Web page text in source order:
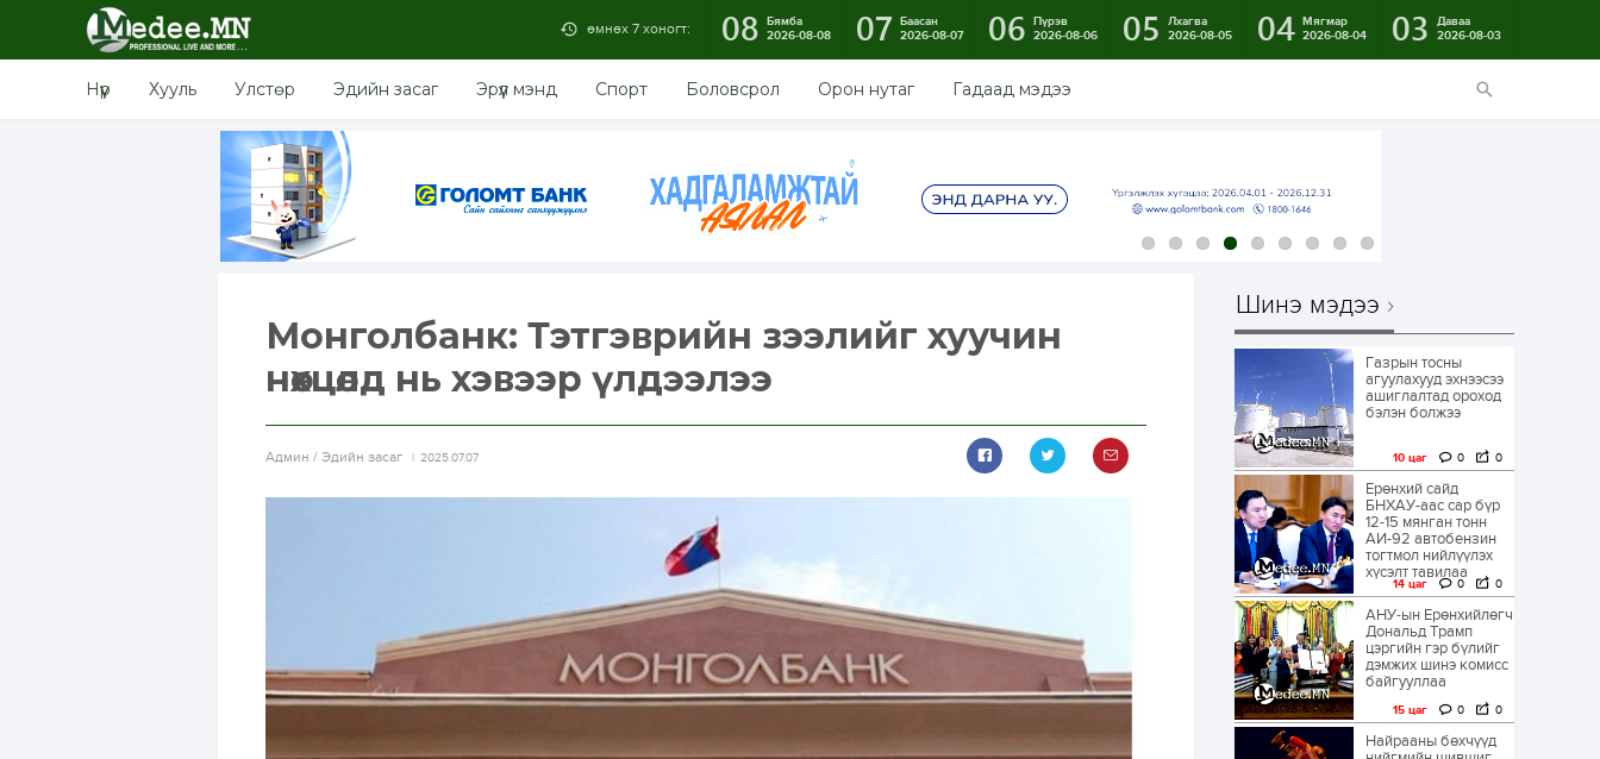
өмнөх 7 хоногт: 08 Бямба
2026-08-08
07 Баасан
2026-08-07
06 Пүрэв
2026-08-06
05
Лхагва
2026-08-05
04 Мягмар
2026-08-04
03
Даваа
2026-08-03
Нүүр Хууль Улстөр Эдийн засаг Эрүүл мэнд Спорт Боловсрол Орон нутаг Гадаад мэдээ
Монголбанк: Тэтгэврийн зээлийг хуучин
нөхцөлд нь хэвээр үлдээлээ
Aдмин / Эдийн засаг 2025.07.07
Шинэ мэдээ
Газрын тосны
агуулахууд эхнээсээ
ашиглалтад ороход
бэлэн болжээ
10 цаг 0 0
Ерөнхий сайд
БНХАУ-аас сар бүр
12-15 мянган тонн
АИ-92 автобензин
тогтмол нийлүүлэх
хүсэлт тавилаа
14 цаг 0 0
АНУ-ын Ерөнхийлөгч
Дональд Трамп
цэргийн гэр бүлийг
дэмжих шинэ комисс
байгууллаа
15 цаг 0 0
Найрааны бөхчүүд